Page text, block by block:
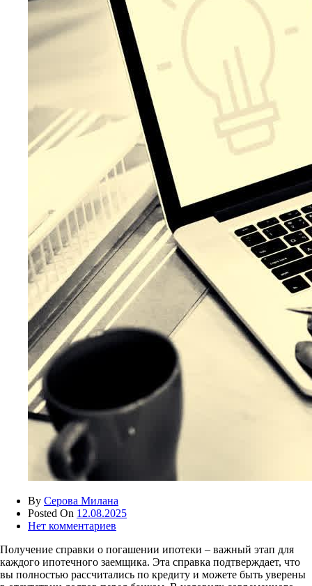
By Серова Милана
Posted On 12.08.2025
Нет комментариев
Получение справки о погашении ипотеки – важный этап для
каждого ипотечного заемщика. Эта справка подтверждает, что
вы полностью рассчитались по кредиту и можете быть уверены